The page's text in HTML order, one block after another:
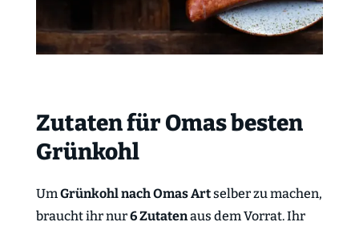
Zutaten für Omas besten
Grünkohl
UmGrünkohl nach Omas Artselber zu machen,
braucht ihr nur6 Zutatenaus dem Vorrat. Ihr